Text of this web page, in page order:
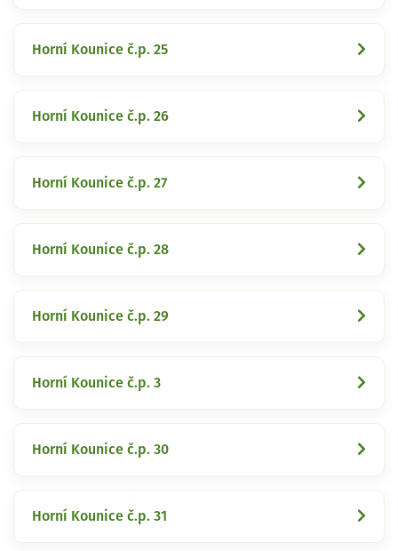
Horní Kounice č.p. 25
Horní Kounice č.p. 26
Horní Kounice č.p. 27
Horní Kounice č.p. 28
Horní Kounice č.p. 29
Horní Kounice č.p. 3
Horní Kounice č.p. 30
Horní Kounice č.p. 31